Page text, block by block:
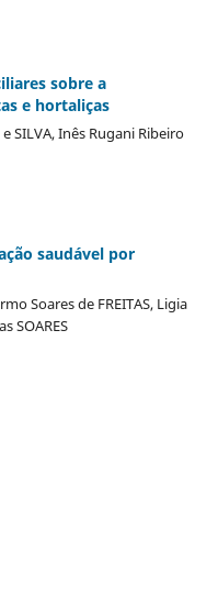
sobre a
e hortaliças
SILVA, Inês Rugani Ribeiro
saudável por
Soares de FREITAS, Ligia
SOARES